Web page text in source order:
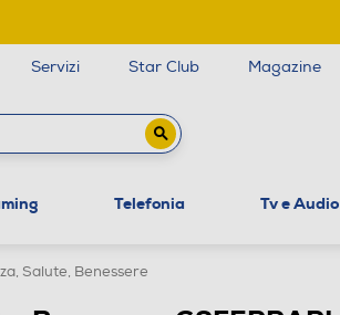
Servizi Star Club Magazine
Telefonia Tv e Audio
Salute, Benessere